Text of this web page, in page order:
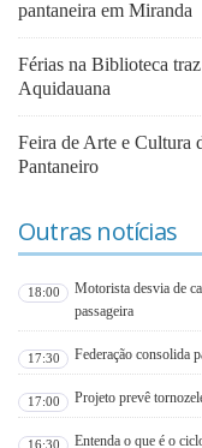
pantaneira em Miranda
Férias na Biblioteca
Aquidauana
Feira de Arte e Cultura
Pantaneiro
Outras notícias
18:00
Motorista desvia de
passageira
17:30 Federação consolida
17:00 Projeto prevê
16:30 Entenda o que é o